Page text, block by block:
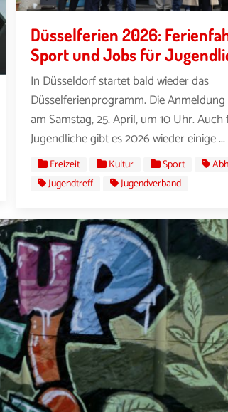
Düsselferien 2026:
Sport und Jobs für
In Düsseldorf startet bald wieder das
Düsselferienprogramm. Die
am Samstag, 25. April, um 10 Uhr.
Jugendliche gibt es 2026 wieder einige ...
Freizeit Kultur Sport
Jugendtreff
Jugendverband